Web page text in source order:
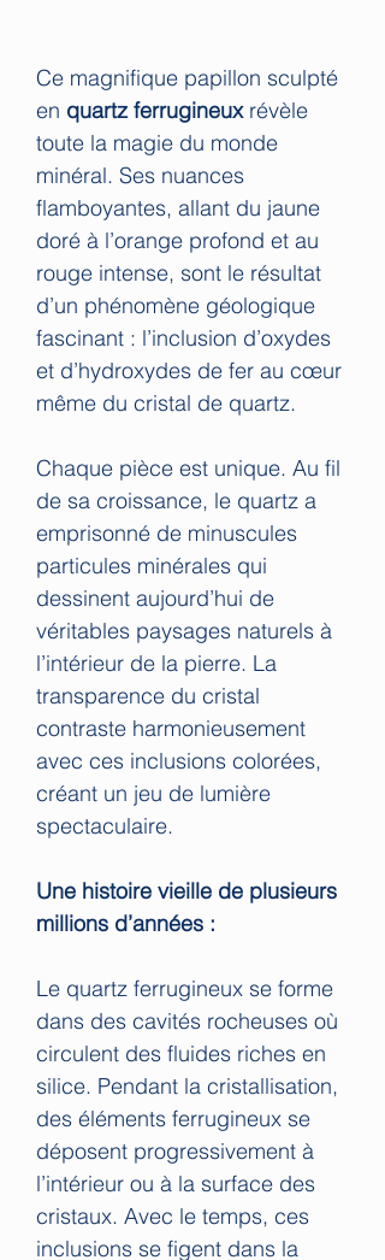
Ce magnifique papillon sculpté
en quartz ferrugineuxrévèle
toute la magie du monde
minéral. Ses nuances
flamboyantes, allant du jaune
doré à l’orange profond et au
rouge intense, sont le résultat
d’un phénomène géologique
fascinant : l’inclusion d’oxydes
et d’hydroxydes de fer au cœur
même du cristal de quartz.
Chaque pièce est unique. Au fil
de sa croissance, le quartz a
emprisonné de minuscules
particules minérales qui
dessinent aujourd’hui de
véritables paysages naturels à
l’intérieur de la pierre. La
transparence du cristal
contraste harmonieusement
avec ces inclusions colorées,
créant un jeu de lumière
spectaculaire.
Une histoire vieille de plusieurs
millions d’années :
Le quartz ferrugineux se forme
dans des cavités rocheuses où
circulent des fluides riches en
silice. Pendant la cristallisation,
des éléments ferrugineux se
déposent progressivement à
l’intérieur ou à la surface des
cristaux. Avec le temps, ces
inclusions se figent dans la